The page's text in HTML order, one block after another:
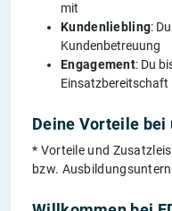
mit
Kundenliebling:
Kundenbetreuung
Engagement: Du
Einsatzbereitschaft
Deine Vorteile bei
* Vorteile und
bzw.